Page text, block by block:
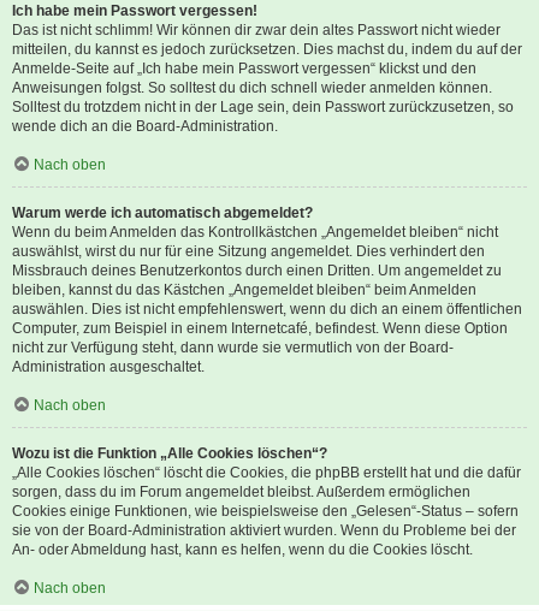
Ich habe mein Passwort vergessen!
Das ist nicht schlimm! Wir können dir zwar dein altes Passwort nicht wieder
mitteilen, du kannst es jedoch zurücksetzen. Dies machst du, indem du auf der
Anmelde-Seite auf „Ich habe mein Passwort vergessen“ klickst und den
Anweisungen folgst. So solltest du dich schnell wieder anmelden können.
Solltest du trotzdem nicht in der Lage sein, dein Passwort zurückzusetzen, so
wende dich an die Board-Administration.
Nach oben
Warum werde ich automatisch abgemeldet?
Wenn du beim Anmelden das Kontrollkästchen „Angemeldet bleiben“ nicht
auswählst, wirst du nur für eine Sitzung angemeldet. Dies verhindert den
Missbrauch deines Benutzerkontos durch einen Dritten. Um angemeldet zu
bleiben, kannst du das Kästchen „Angemeldet bleiben“ beim Anmelden
auswählen. Dies ist nicht empfehlenswert, wenn du dich an einem öffentlichen
Computer, zum Beispiel in einem Internetcafé, befindest. Wenn diese Option
nicht zur Verfügung steht, dann wurde sie vermutlich von der Board-
Administration ausgeschaltet.
Nach oben
Wozu ist die Funktion „Alle Cookies löschen“?
„Alle Cookies löschen“ löscht die Cookies, die phpBB erstellt hat und die dafür
sorgen, dass du im Forum angemeldet bleibst. Außerdem ermöglichen
Cookies einige Funktionen, wie beispielsweise den „Gelesen“-Status – sofern
sie von der Board-Administration aktiviert wurden. Wenn du Probleme bei der
An- oder Abmeldung hast, kann es helfen, wenn du die Cookies löscht.
Nach oben